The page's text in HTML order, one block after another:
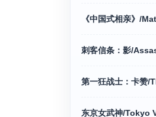
东京女武神/Tokyo